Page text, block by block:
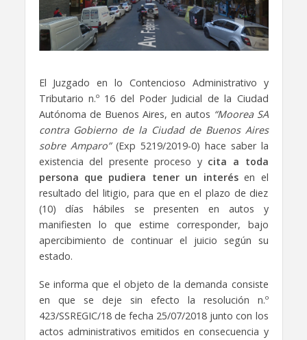
El Juzgado en lo Contencioso Administrativo y
Tributario n.º 16 del Poder Judicial de la Ciudad
Autónoma de Buenos Aires, en autos “Moorea SA
contra Gobierno de la Ciudad de Buenos Aires
sobre Amparo”(Exp 5219/2019-0) hace saber la
existencia del presente proceso ycita a toda
persona que pudiera tener un interésen el
resultado del litigio, para que en el plazo de diez
(10) días hábiles se presenten en autos y
manifiesten lo que estime corresponder, bajo
apercibimiento de continuar el juicio según su
estado.
Se informa que el objeto de la demanda consiste
en que se deje sin efecto la resolución n.º
423/SSREGIC/18 de fecha 25/07/2018 junto con los
actos administrativos emitidos en consecuencia y